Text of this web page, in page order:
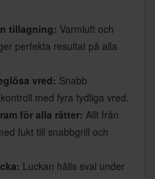
tillagning: Varmluft och
perfekta resultat på alla
vred: Snabb
med fyra tydliga vred.
för alla rätter: Allt från
fukt till snabbgrill och
Luckan hålls sval under